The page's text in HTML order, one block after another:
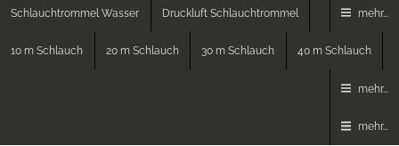
Schlauchtrommel Wasser Druckluft Schlauchtrommel mehr...
10 m Schlauch 20 m Schlauch 30 m Schlauch 40 m Schlauch
mehr...
mehr...